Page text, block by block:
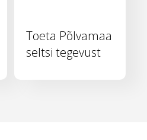
Toeta Põlvamaa
seltsi tegevust